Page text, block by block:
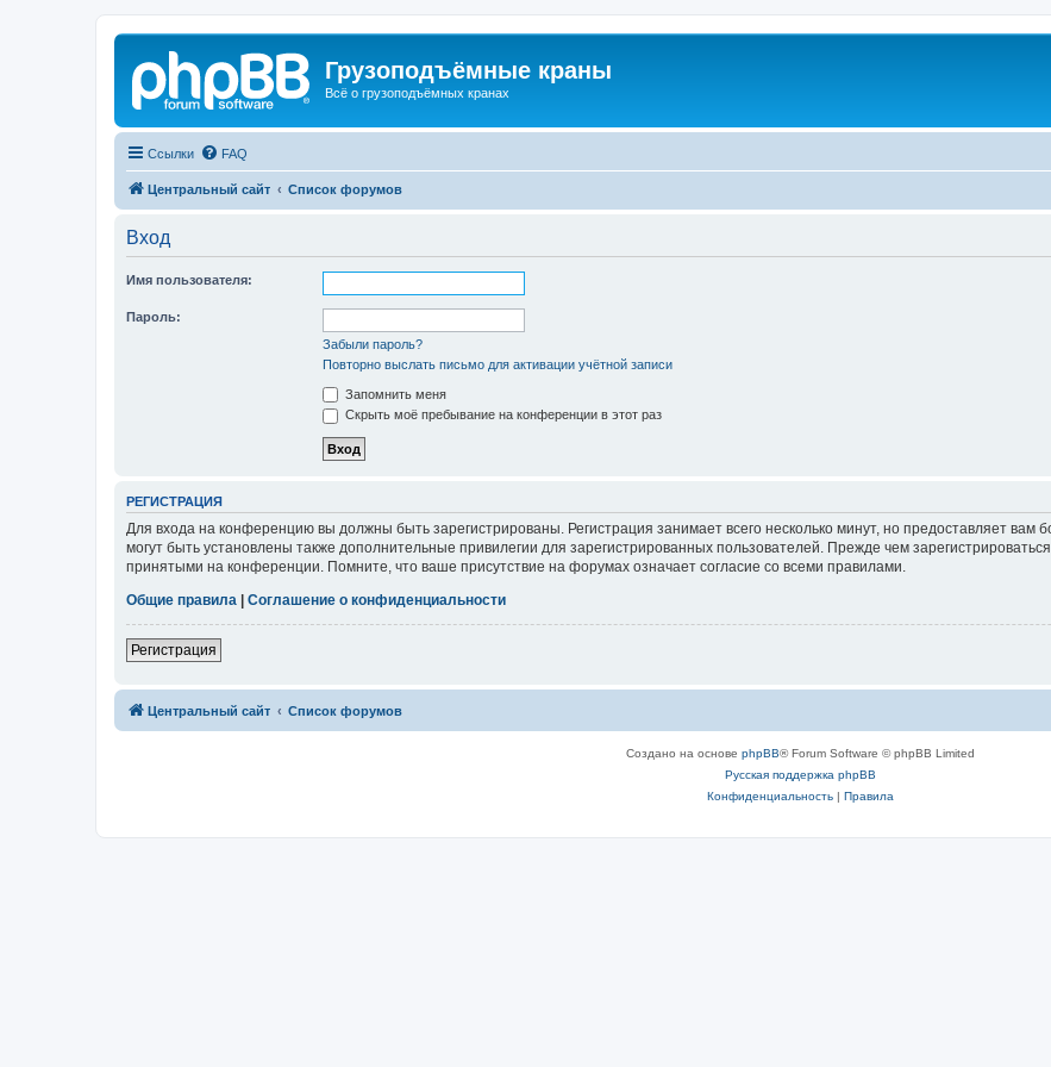
Грузоподъёмные краны
Всё о грузоподъёмных кранах
Ссылки FAQ
Центральный сайт Список форумов
Вход
Имя пользователя:
Пароль:
Забыли пароль?
Повторно выслать письмо для активации учётной записи
Запомнить меня
Скрыть моё пребывание на конференции в этот раз
РЕГИСТРАЦИЯ
Для входа на конференцию вы должны быть зарегистрированы. Регистрация занимает всего несколько минут, но предоставляет
могут быть установлены также дополнительные привилегии для зарегистрированных пользователей. Прежде чем
принятыми на конференции. Помните, что ваше присутствие на форумах означает согласие со всеми правилами.
Общие правила
Соглашение о конфиденциальности
Регистрация
Центральный сайт Список форумов
Создано на основе phpBB® Forum Software © phpBB Limited
Русская поддержка phpBB
Конфиденциальность| Правила